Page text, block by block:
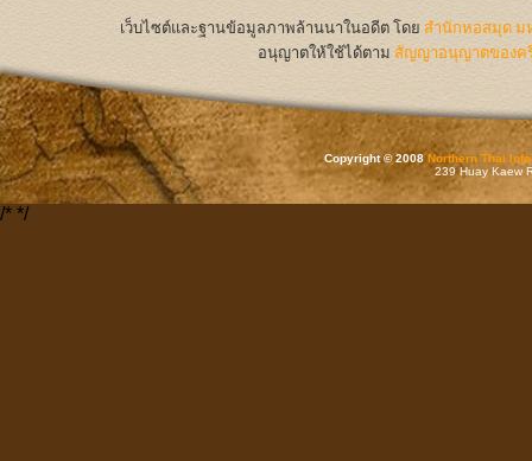
เว็บไซต์และฐานข้อมูลภาพล้านนาในอดีต โดย สำนักหอสมุด ม
อนุญาตให้ใช้ได้ตาม สัญญาอนุญาตของค
Copyright © 2008Northern Thai
239 Huay Kaew
/* */